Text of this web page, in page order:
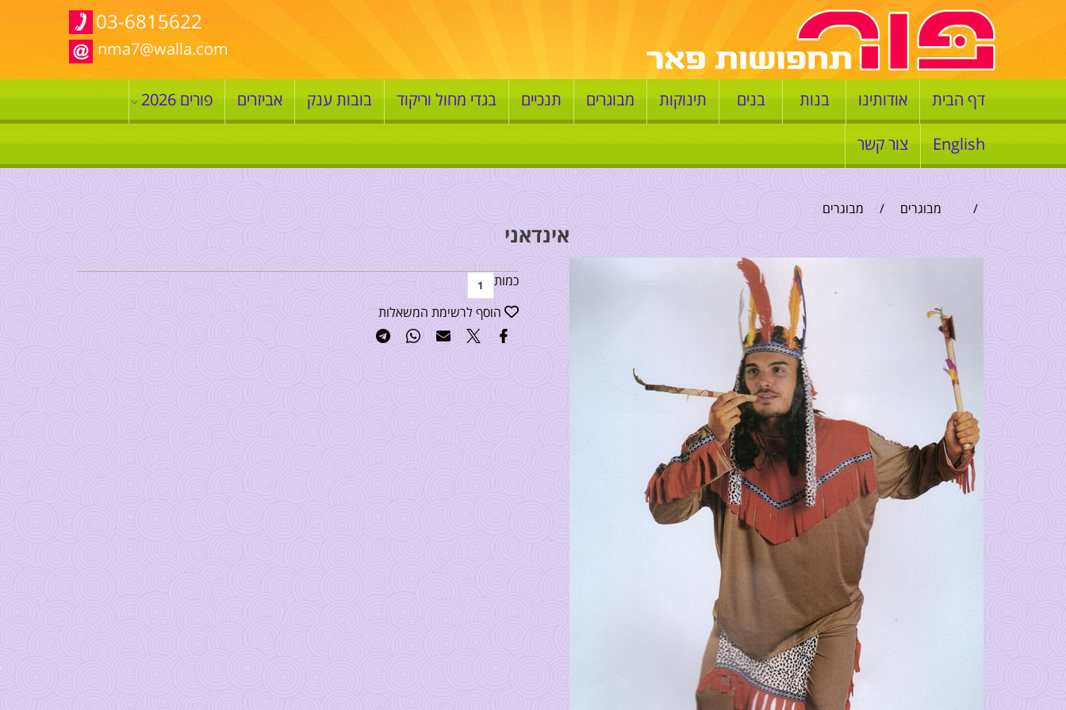
03-6815622
nma7@walla.com
דף הבית אודותינו בנות בנים תינוקות מבוגרים תנכיים בגדי מחול וריקוד בובות ענק אביזרים פורים 2026
English צור קשר
/ מבוגרים / מבוגרים
אינדאני
כמות
הוסף לרשימת המשאלות